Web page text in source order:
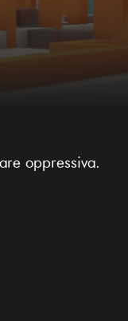
oppressiva.